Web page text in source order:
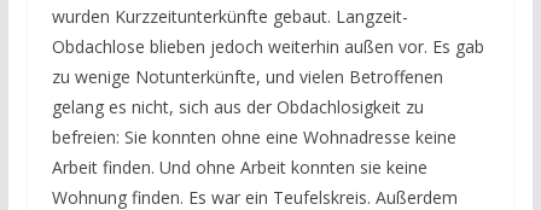
wurden Kurzzeitunterkünfte gebaut. Langzeit-
Obdachlose blieben jedoch weiterhin außen vor. Es gab
zu wenige Notunterkünfte, und vielen Betroffenen
gelang es nicht, sich aus der Obdachlosigkeit zu
befreien: Sie konnten ohne eine Wohnadresse keine
Arbeit finden. Und ohne Arbeit konnten sie keine
Wohnung finden. Es war ein Teufelskreis. Außerdem